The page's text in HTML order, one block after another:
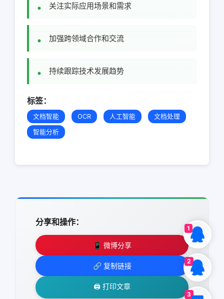
关注实际应用场景和需求
加强跨领域合作和交流
持续跟踪技术发展趋势
标签：
文档智能 OCR 人工智能 文档处理
智能分析
分享和操作：
📱 微博分享
🔗 复制链接
🖨️ 打印文章
1
2
3